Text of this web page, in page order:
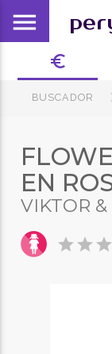
menu
euro_symbol
BUSCADOR
EN
VIKTOR
starstarstar